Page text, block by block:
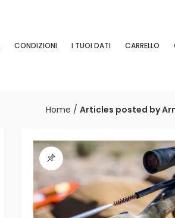
CONDIZIONI I TUOI DATI CARRELLO
Home / Articles posted by